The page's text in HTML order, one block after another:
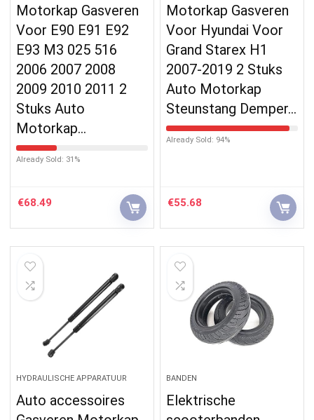
Motorkap Gasveren
Voor E90 E91 E92
E93 M3 025 516
2006 2007 2008
2009 2010 2011 2
Stuks Auto
Motorkap…
Already Sold: 31%
€68.49
Motorkap Gasveren
Voor Hyundai Voor
Grand Starex H1
2007-2019 2 Stuks
Auto Motorkap
Steunstang Demper…
Already Sold: 94%
€55.68
HYDRAULISCHE APPARATUUR
Auto accessoires
BANDEN
Elektrische